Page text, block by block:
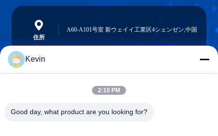
住所
A60-A101号室 新ウェイイ工業区4シェンゼン,中国
info@seethrulcd.com
Kevin
2:10 PM
Good day, what product are you looking for?